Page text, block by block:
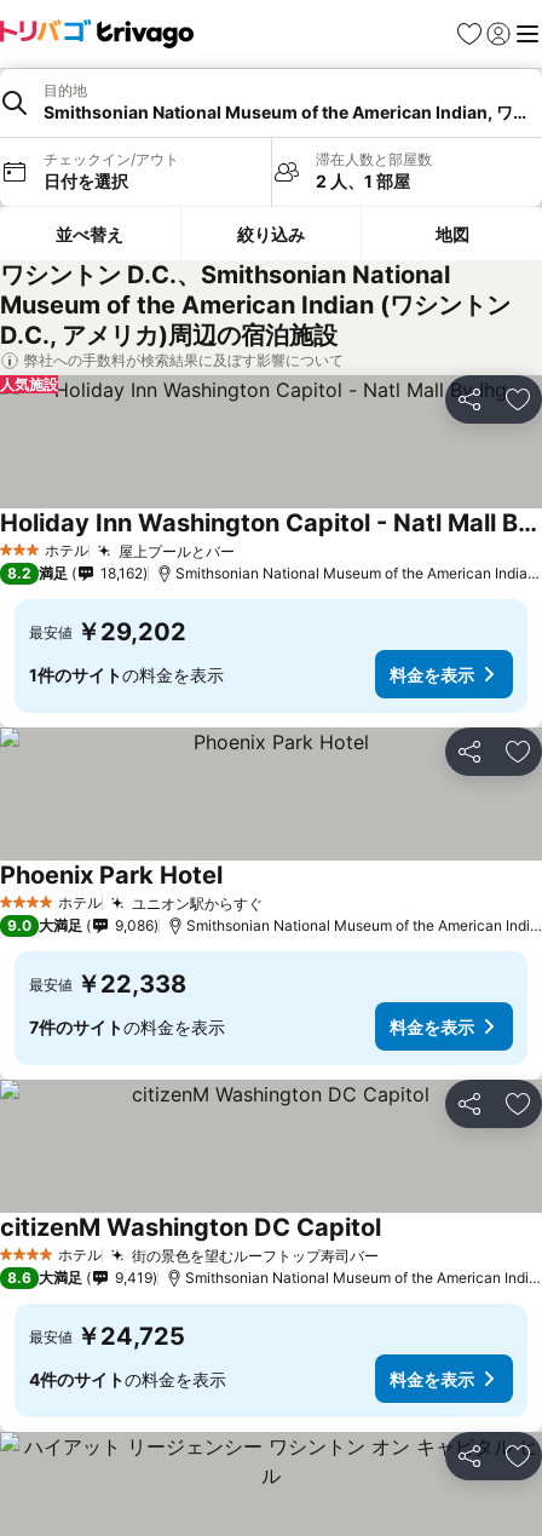
お気に入り
ログイ
メ
目的地
Smithsonian National Museum of the American Indian, ワシ
チェックイン/アウト
日付を選択
滞在人数と部屋数
2 人、1 部屋
並べ替え 絞り込み 地図
ワシントン D.C.、Smithsonian National
Museum of the American Indian (ワシントン
D.C., アメリカ)周辺の宿泊施設
弊社への手数料が検索結果に及ぼす影響について
シェア お
人気施設
3 ホテルのランク
ホテル 屋上プールとバー
Holiday Inn Washington Capitol - Natl Mall By Ihg
8.2 満足 18,162 Smithsonian National Museum of the American Indianまで0.4 km
最安値 ￥29,202
1件のサイトの料金を表示 料金を表示
シェア お
4 ホテルのランク
ホテル ユニオン駅からすぐ
Phoenix Park Hotel
9.0 大満足 9,086 Smithsonian National Museum of the American Indianまで1.2 km
最安値 ￥22,338
7件のサイトの料金を表示 料金を表示
シェア お
4 ホテルのランク
ホテル 街の景色を望むルーフトップ寿司バー
citizenM Washington DC Capitol
8.6 大満足 9,419 Smithsonian National Museum of the American Indianまで0.6 km
最安値 ￥24,725
4件のサイトの料金を表示 料金を表示
シェア お